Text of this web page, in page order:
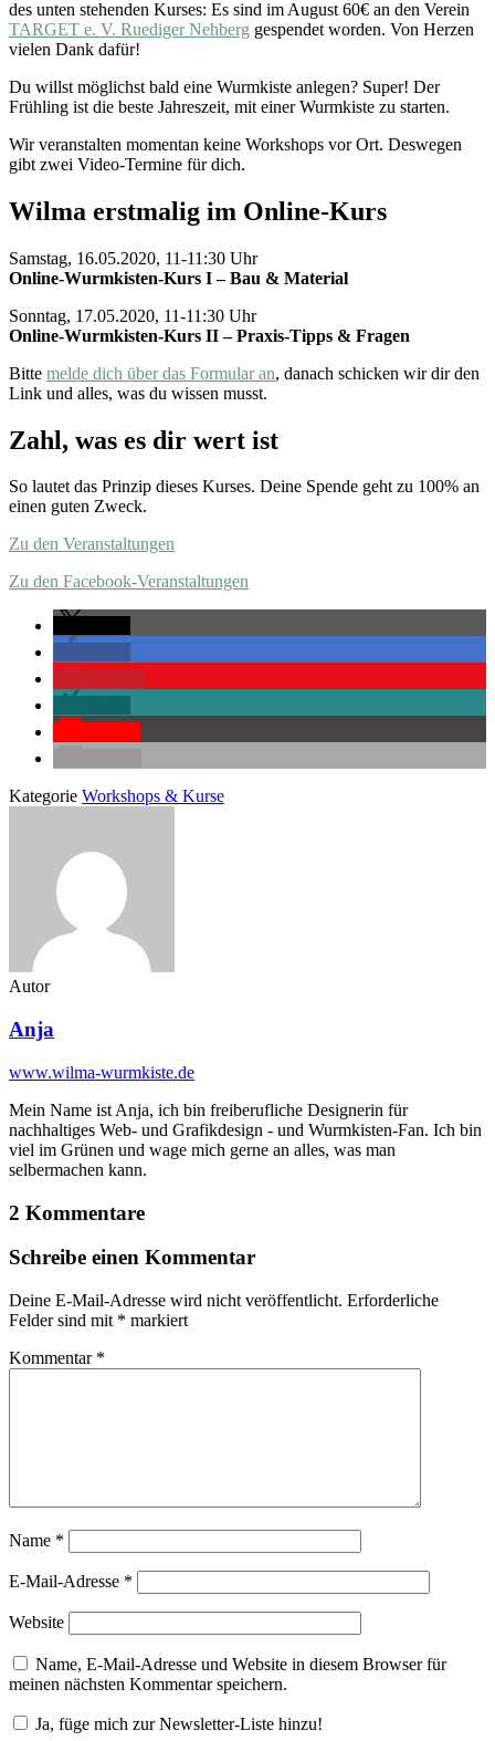
des unten stehenden Kurses: Es sind im August 60€ an den Verein
TARGET e. V. Ruediger Nehberg gespendet worden. Von Herzen
vielen Dank dafür!
Du willst möglichst bald eine Wurmkiste anlegen? Super! Der
Frühling ist die beste Jahreszeit, mit einer Wurmkiste zu starten.
Wir veranstalten momentan keine Workshops vor Ort. Deswegen
gibt zwei Video-Termine für dich.
Wilma erstmalig im Online-Kurs
Samstag, 16.05.2020, 11-11:30 Uhr
Online-Wurmkisten-Kurs I – Bau & Material
Sonntag, 17.05.2020, 11-11:30 Uhr
Online-Wurmkisten-Kurs II – Praxis-Tipps & Fragen
Bitte melde dich über das Formular an, danach schicken wir dir den
Link und alles, was du wissen musst.
Zahl, was es dir wert ist
So lautet das Prinzip dieses Kurses. Deine Spende geht zu 100% an
einen guten Zweck.
Zu den Veranstaltungen
Zu den Facebook-Veranstaltungen
Kategorie Workshops & Kurse
Autor
Anja
www.wilma-wurmkiste.de
Mein Name ist Anja, ich bin freiberufliche Designerin für
nachhaltiges Web- und Grafikdesign - und Wurmkisten-Fan. Ich bin
viel im Grünen und wage mich gerne an alles, was man
selbermachen kann.
2 Kommentare
Schreibe einen Kommentar
Deine E-Mail-Adresse wird nicht veröffentlicht. Erforderliche
Felder sind mit * markiert
Kommentar *
Name *
E-Mail-Adresse *
Website
Name, E-Mail-Adresse und Website in diesem Browser für
meinen nächsten Kommentar speichern.
Ja, füge mich zur Newsletter-Liste hinzu!